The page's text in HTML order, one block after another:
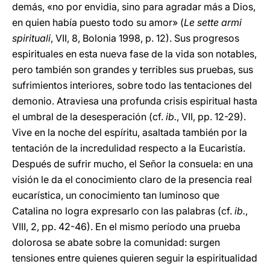
demás, «no por envidia, sino para agradar más a Dios,
en quien había puesto todo su amor» (Le sette armi
spirituali, VII, 8, Bolonia 1998, p. 12). Sus progresos
espirituales en esta nueva fase de la vida son notables,
pero también son grandes y terribles sus pruebas, sus
sufrimientos interiores, sobre todo las tentaciones del
demonio. Atraviesa una profunda crisis espiritual hasta
el umbral de la desesperación (cf. ib., VII, pp. 12-29).
Vive en la noche del espíritu, asaltada también por la
tentación de la incredulidad respecto a la Eucaristía.
Después de sufrir mucho, el Señor la consuela: en una
visión le da el conocimiento claro de la presencia real
eucarística, un conocimiento tan luminoso que
Catalina no logra expresarlo con las palabras (cf. ib.,
VIII, 2, pp. 42-46). En el mismo período una prueba
dolorosa se abate sobre la comunidad: surgen
tensiones entre quienes quieren seguir la espiritualidad